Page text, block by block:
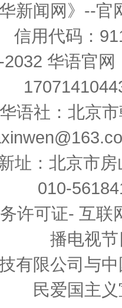
新闻网》--
信用代码：
华语官
语社：北京
址：北京市
010-
许可证- 互
播电视
有限公司与
民爱国主